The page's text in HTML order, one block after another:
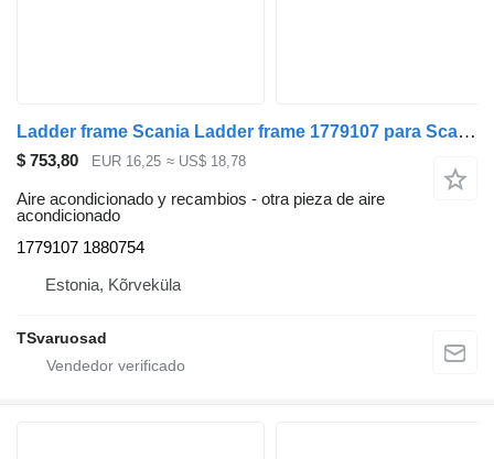
Ladder frame Scania Ladder frame 1779107 para Scania R440 cabeza tractora
$ 753,80 EUR 16,25 ≈ US$ 18,78
Aire acondicionado y recambios - otra pieza de aire
acondicionado
1779107 1880754
Estonia, Kõrveküla
TSvaruosad